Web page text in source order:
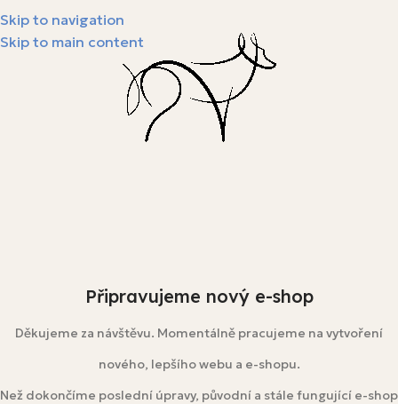
Skip to navigation
Skip to main content
Připravujeme nový e-shop
Děkujeme za návštěvu. Momentálně pracujeme na vytvoření
nového, lepšího webu a e-shopu.
Než dokončíme poslední úpravy, původní a stále fungující e-shop